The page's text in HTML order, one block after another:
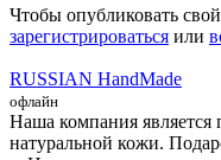
Чтобы опубликовать
зарегистрироваться или
RUSSIAN HandMade
офлайн
Наша компания является
натуральной кожи.